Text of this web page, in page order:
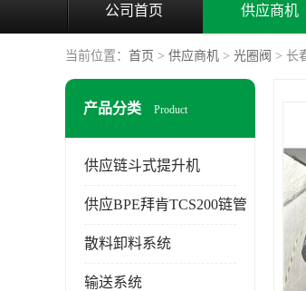
公司首页 供应商机
当前位置： 首页 > 供应商机 > 光圈阀 > 长
产品分类 Product
供应链斗式提升机
供应BPE拜肯TCS200链管
散料卸料系统
输送系统